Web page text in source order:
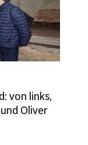
von links,
Oliver